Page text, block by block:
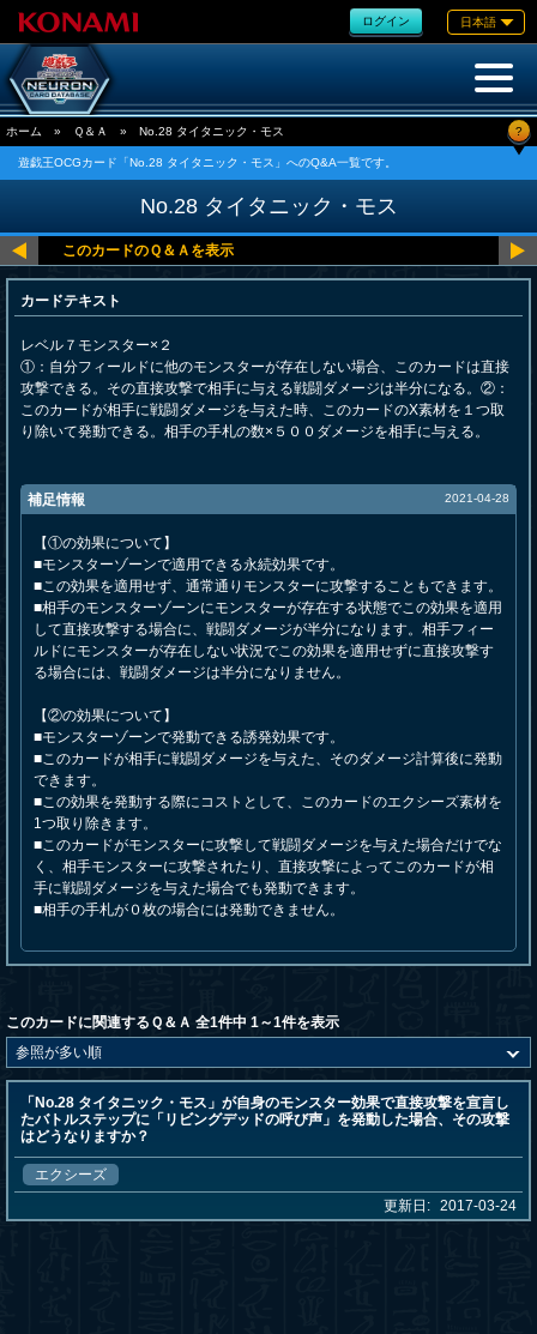
ログイン 日本語
ホーム » Ｑ＆Ａ » No.28 タイタニック・モス ?
遊戯王OCGカード「No.28 タイタニック・モス」へのQ&A一覧です。
No.28 タイタニック・モス
カードテキスト
レベル７モンスター×２
①：自分フィールドに他のモンスターが存在しない場合、このカードは直接
攻撃できる。その直接攻撃で相手に与える戦闘ダメージは半分になる。②：
このカードが相手に戦闘ダメージを与えた時、このカードのX素材を１つ取
り除いて発動できる。相手の手札の数×５００ダメージを相手に与える。
補足情報 2021-04-28
【①の効果について】
■モンスターゾーンで適用できる永続効果です。
■この効果を適用せず、通常通りモンスターに攻撃することもできます。
■相手のモンスターゾーンにモンスターが存在する状態でこの効果を適用
して直接攻撃する場合に、戦闘ダメージが半分になります。相手フィー
ルドにモンスターが存在しない状況でこの効果を適用せずに直接攻撃す
る場合には、戦闘ダメージは半分になりません。
【②の効果について】
■モンスターゾーンで発動できる誘発効果です。
■このカードが相手に戦闘ダメージを与えた、そのダメージ計算後に発動
できます。
■この効果を発動する際にコストとして、このカードのエクシーズ素材を
1つ取り除きます。
■このカードがモンスターに攻撃して戦闘ダメージを与えた場合だけでな
く、相手モンスターに攻撃されたり、直接攻撃によってこのカードが相
手に戦闘ダメージを与えた場合でも発動できます。
■相手の手札が０枚の場合には発動できません。
このカードに関連するＱ＆Ａ 全1件中 1～1件を表示
「No.28 タイタニック・モス」が自身のモンスター効果で直接攻撃を宣言し
たバトルステップに「リビングデッドの呼び声」を発動した場合、その攻撃
はどうなりますか？
エクシーズ
更新日: 2017-03-24